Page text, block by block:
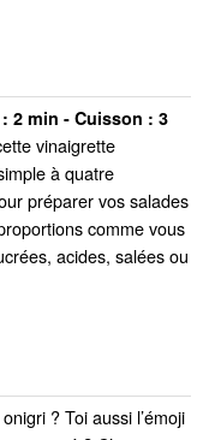
2 min - Cuisson : 3
vinaigrette
à quatre
préparer vos salades
comme vous
acides, salées ou
? Toi aussi l’émoji